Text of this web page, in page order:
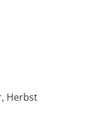
Herbst